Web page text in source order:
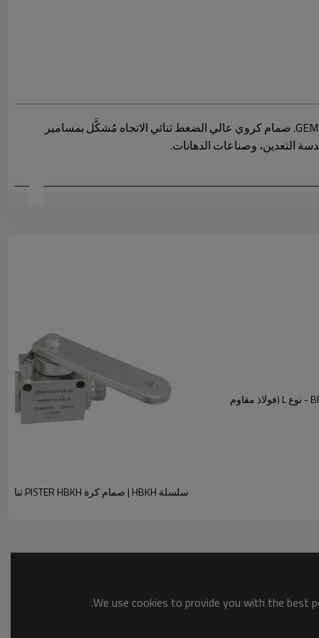
سلسلة EH هذه قابلة للتبديل مع سلسلة MHA MKHP-SAEFS، وسلسلة HYDAC KHM-F3/6، وسلسلة GEMELS GBS3، وسلسلة GEMELS GBS6. صمام كروي عالي الضغط ثنائي الاتجاه مُشكَّل بمسامير
سلسلة EHVLSS | صمام كروي عالي الضغط ثلاثي الاتجاهات BK3 - نوع L (فولاذ مقاوم
سلسلة HBKH | صمام كرة PISTER HBKH ثنائي الاتجاه (فولاذي)
We use cookies to provide you with the best